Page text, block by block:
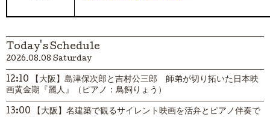
Today's Schedule
2026.08.08 Saturday
12:10 【大阪】島津保次郎と吉村公三郎 師弟が切り拓いた日本映
画黄金期『麗人』（ピアノ：鳥飼りょう）
13:00 【大阪】名建築で観るサイレント映画を活弁とピアノ伴奏で